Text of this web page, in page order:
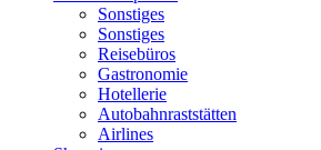
Sonstiges
Sonstiges
Reisebüros
Gastronomie
Hotellerie
Autobahnraststätten
Airlines